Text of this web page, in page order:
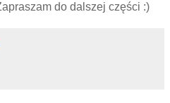
do dalszej części :)